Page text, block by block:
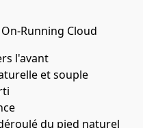
Running Cloud
l'avant
et souple
du pied naturel